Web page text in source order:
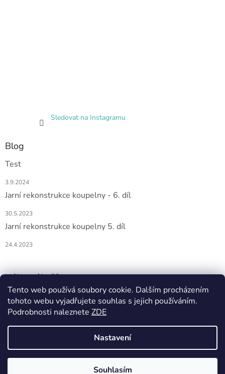
Tento web používá soubory cookie. Dalším procházením
tohoto webu vyjadřujete souhlas s jejich používáním.
Podrobnosti naleznete ZDE
Nastavení
Souhlasím
Sledovat na Instagramu
Blog
Test
3.9.2024
Jarní rekonstrukce koupelny - 6. díl
30.5.2023
Jarní rekonstrukce koupelny 5. díl
24.4.2023
Nákupní košík
0KS /0 KČ
Vytvořil Shoptet
DOMIO. Všechna práva vyhrazena.